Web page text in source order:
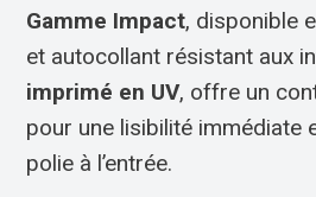
Gamme Impact, disponible
et autocollant résistant aux
imprimé en UV, offre un
pour une lisibilité immédiate
polie à l’entrée.